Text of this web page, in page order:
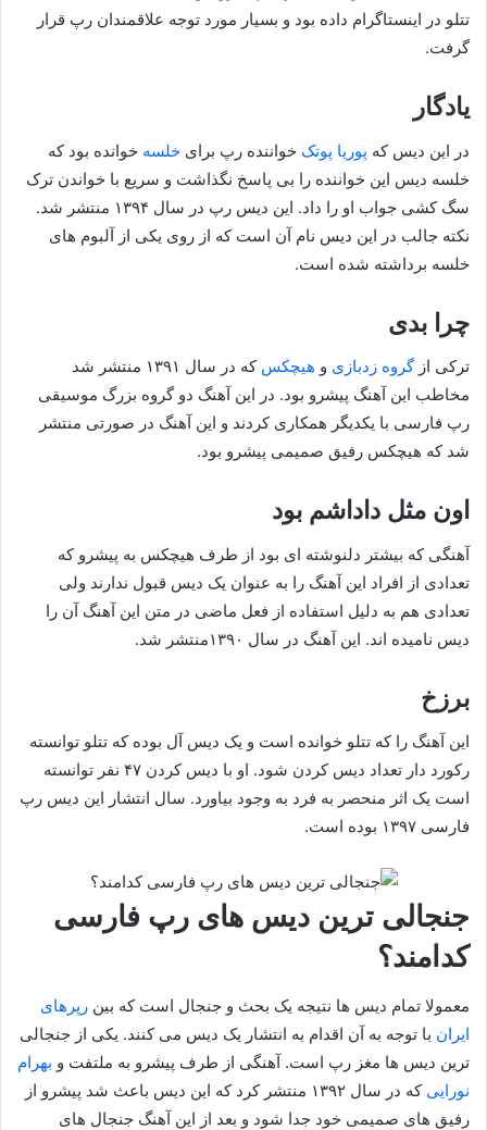
تتلو در اینستاگرام داده بود و بسیار مورد توجه علاقمندان رپ قرار
گرفت.
یادگار
در این دیس که پوریا پوتک خواننده رپ برای خلسه خوانده بود که
خلسه دیس این خواننده را بی پاسخ نگذاشت و سریع با خواندن ترک
سگ کشی جواب او را داد. این دیس رپ در سال ۱۳۹۴ منتشر شد.
نکته جالب در این دیس نام آن است که از روی یکی از آلبوم های
خلسه برداشته شده است.
چرا بدی
ترکی ازگروه زدبازی و هیچکس
که در سال ۱۳۹۱ منتشر شد
مخاطب این آهنگ پیشرو بود. در این آهنگ دو گروه بزرگ موسیقی
رپ فارسی با یکدیگر همکاری کردند و این آهنگ در صورتی منتشر
شد که هیچکس رفیق صمیمی پیشرو بود.
اون مثل داداشم بود
آهنگی که بیشتر دلنوشته ای بود از طرف هیچکس به پیشرو که
تعدادی از افراد این آهنگ را به عنوان یک دیس قبول ندارند ولی
تعدادی هم به دلیل استفاده از فعل ماضی در متن این آهنگ آن را
دیس نامیده اند. این آهنگ در سال ۱۳۹۰منتشر شد.
برزخ
این آهنگ را که تتلو خوانده است و یک دیس آل بوده که تتلو توانسته
رکورد دار تعداد دیس کردن شود. او با دیس کردن ۴۷ نفر توانسته
است یک اثر منحصر به فرد به وجود بیاورد. سال انتشار این دیس رپ
فارسی ۱۳۹۷ بوده است.
جنجالی ترین دیس های رپ فارسی
کدامند؟
معمولا تمام دیس ها نتیجه یک بحث و جنجال است که بین رپرهای
ایران با توجه به آن اقدام به انتشار یک دیس می کنند. یکی از جنجالی
ترین دیس ها مغز رپ است. آهنگی از طرف پیشرو به ملتفت و بهرام
نورایی
که در سال ۱۳۹۲ منتشر کرد که این دیس باعث شد پیشرو از
رفیق های صمیمی خود جدا شود و بعد از این آهنگ جنجال های